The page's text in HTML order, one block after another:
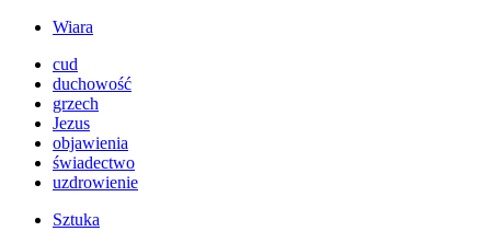
Wiara
cud
duchowość
grzech
Jezus
objawienia
świadectwo
uzdrowienie
Sztuka